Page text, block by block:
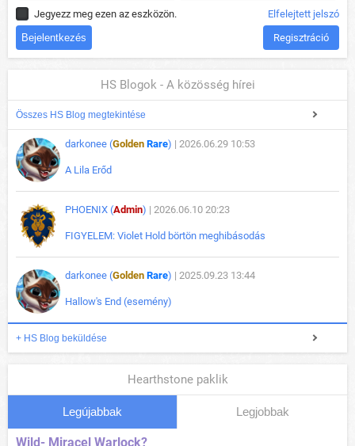
Jegyezz meg ezen az eszközön. Elfelejtett jelszó
Regisztráció
HS Blogok - A közösség hírei
Összes HS Blog megtekintése
darkonee (Golden Rare) | 2026.06.29 10:53
A Lila Erőd
PHOENIX (Admin) | 2026.06.10 20:23
FIGYELEM: Violet Hold börtön meghibásodás
darkonee (Golden Rare) | 2025.09.23 13:44
Hallow's End (esemény)
+ HS Blog beküldése
Hearthstone paklik
Legújabbak Legjobbak
Wild- Miracel Warlock?